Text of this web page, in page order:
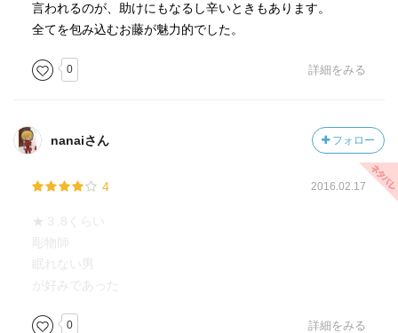
言われるのが、助けにもなるし辛いときもあります。
全てを包み込むお藤が魅力的でした。
0 詳細をみる
nanaiさん フォロー
4 2016.02.17
★３.8くらい
彫物師
眠れない男
が好みであった
0 詳細をみる